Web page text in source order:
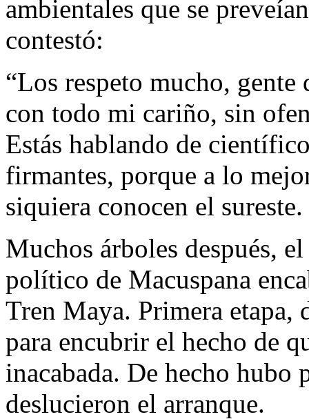
ambientales que se
contestó:
“Los respeto mucho,
con todo mi cariño, sin
Estás hablando de
firmantes, porque a lo
siquiera conocen el sureste.
Muchos árboles después,
político de Macuspana
Tren Maya. Primera
para encubrir el hecho de
inacabada. De hecho hubo
deslucieron el arranque.